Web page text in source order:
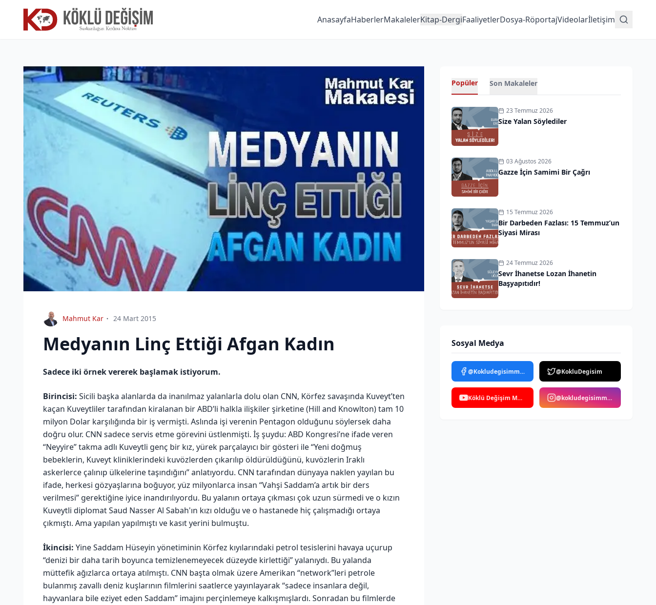
AnasayfaHaberlerMakalelerKitap-DergiFaaliyetlerDosya-RöportajVideolarİletişim
Mahmut Kar 24 Mart 2015
Medyanın Linç Ettiği Afgan Kadın
Sadece iki örnek vererek başlamak istiyorum.
Birincisi: Sicili başka alanlarda da inanılmaz yalanlarla dolu olan CNN, Körfez savaşında Kuveyt’ten
kaçan Kuveytliler tarafından kiralanan bir ABD’li halkla ilişkiler şirketine (Hill and Knowlton) tam 10
milyon Dolar karşılığında bir iş vermişti. Aslında işi verenin Pentagon olduğunu söylersek daha
doğru olur. CNN sadece servis etme görevini üstlenmişti. İş şuydu: ABD Kongresi’ne ifade veren
“Neyyire” takma adlı Kuveytli genç bir kız, yürek parçalayıcı bir gösteri ile “Yeni doğmuş
bebeklerin, Kuveyt kliniklerindeki kuvözlerden çıkarılıp öldürüldüğünü, kuvözlerin Iraklı
askerlerce çalınıp ülkelerine taşındığını” anlatıyordu. CNN tarafından dünyaya naklen yayılan bu
ifade, herkesi gözyaşlarına boğuyor, yüz milyonlarca insan “Vahşi Saddam’a artık bir ders
verilmesi” gerektiğine iyice inandırılıyordu. Bu yalanın ortaya çıkması çok uzun sürmedi ve o kızın
Kuveytli diplomat Saud Nasser Al Sabah'ın kızı olduğu ve o hastanede hiç çalışmadığı ortaya
çıkmıştı. Ama yapılan yapılmıştı ve kasıt yerini bulmuştu.
İkincisi: Yine Saddam Hüseyin yönetiminin Körfez kıyılarındaki petrol tesislerini havaya uçurup
“denizi bir daha tarih boyunca temizlenemeyecek düzeyde kirlettiği” yalanıydı. Bu yalanda
müttefik ağızlarca ortaya atılmıştı. CNN başta olmak üzere Amerikan “network”leri petrole
bulanmış zavallı deniz kuşlarının filmlerini saatlerce yayınlayarak “sadece insanlara değil,
hayvanlara bile eziyet eden Saddam” imajını perçinlemeye kalkışmışlardı. Sonradan bu filmlerde
Popüler Son Makaleler
23 Temmuz 2026
Size Yalan Söylediler
03 Ağustos 2026
Gazze İçin Samimi Bir Çağrı
15 Temmuz 2026
Bir Darbeden Fazlası: 15 Temmuz’un
Siyasi Mirası
24 Temmuz 2026
Sevr İhanetse Lozan İhanetin
Başyapıtıdır!
Sosyal Medya
@Kokludegisimmedya @KokluDegisim
Köklü Değişim Medya @kokludegisimmedya